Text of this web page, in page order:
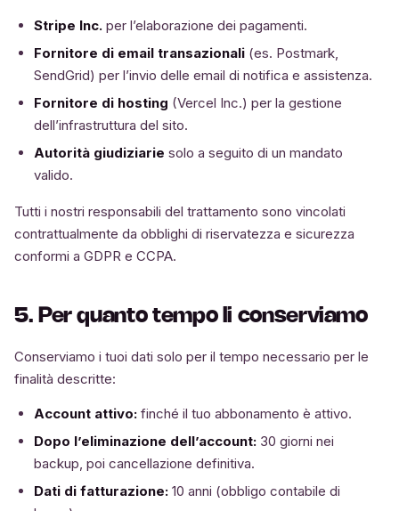
Stripe Inc. per l’elaborazione dei pagamenti.
Fornitore di email transazionali (es. Postmark,
SendGrid) per l’invio delle email di notifica e assistenza.
Fornitore di hosting (Vercel Inc.) per la gestione
dell’infrastruttura del sito.
Autorità giudiziarie solo a seguito di un mandato
valido.
Tutti i nostri responsabili del trattamento sono vincolati
contrattualmente da obblighi di riservatezza e sicurezza
conformi a GDPR e CCPA.
5. Per quanto tempo li conserviamo
Conserviamo i tuoi dati solo per il tempo necessario per le
finalità descritte:
Account attivo: finché il tuo abbonamento è attivo.
Dopo l’eliminazione dell’account: 30 giorni nei
backup, poi cancellazione definitiva.
Dati di fatturazione: 10 anni (obbligo contabile di